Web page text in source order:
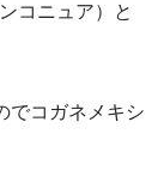
コニュア）と
でコガネメキシ